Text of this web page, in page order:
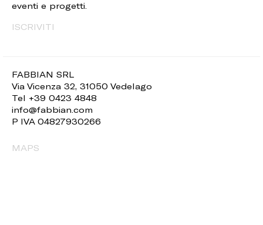
FABBIAN SRL
Via Vicenza 32, 31050 Vedelago
Tel +39 0423 4848
info@fabbian.com
P IVA 04827930266
MAPS
eventi e progetti.
ISCRIVITI